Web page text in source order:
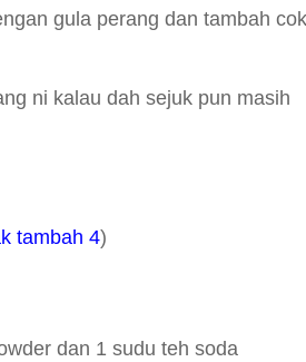
gula perang dan tambah
ni kalau dah sejuk pun masih
tambah 4)
dan 1 sudu teh soda